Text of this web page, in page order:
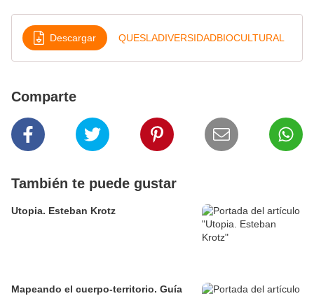
Descargar QUESLADIVERSIDADBIOCULTURAL
Comparte
También te puede gustar
Utopia. Esteban Krotz
Mapeando el cuerpo-territorio. Guía